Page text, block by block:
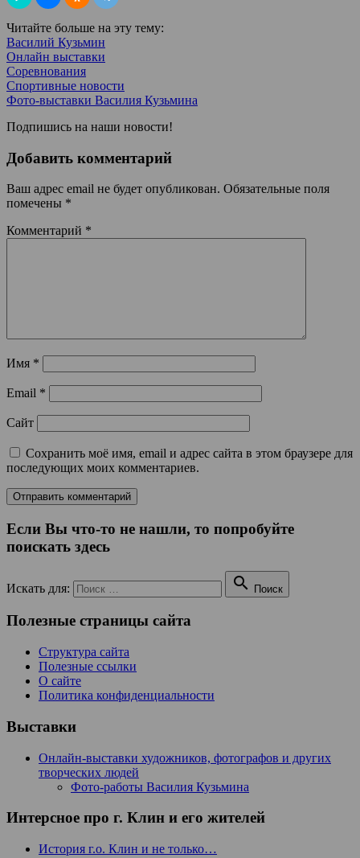
Читайте больше на эту тему:
Василий Кузьмин
Онлайн выставки
Соревнования
Спортивные новости
Фото-выставки Василия Кузьмина
Подпишись на наши новости!
Добавить комментарий
Ваш адрес email не будет опубликован. Обязательные поля
помечены *
Комментарий *
Имя *
Email *
Сайт
Сохранить моё имя, email и адрес сайта в этом браузере для
последующих моих комментариев.
Если Вы что-то не нашли, то попробуйте
поискать здесь
Искать для:  Поиск
Полезные страницы сайта
Структура сайта
Полезные ссылки
О сайте
Политика конфиденциальности
Выставки
Онлайн-выставки художников, фотографов и других
творческих людей
Фото-работы Василия Кузьмина
Интерсное про г. Клин и его жителей
История г.о. Клин и не только…